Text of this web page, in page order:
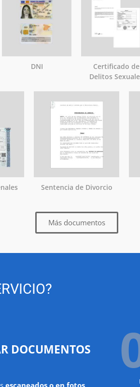
DNI
Certificado de
Delitos
Sentencia de Divorcio
Más documentos
DOCUMENTOS
escaneados o en fotos